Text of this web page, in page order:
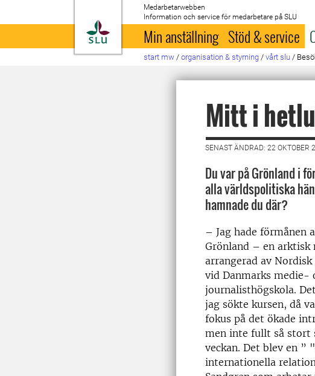
Till startsida
Medarbetarwebben
Information och service för medarbetare på SLU
Min anställning Stöd & service
start mw / organisation & styrning / vårt slu /
Mitt i
SENAST ÄNDRAD: 22 OKTOBER
Du var på Grönland i
alla världspolitiska
hamnade du där?
– Jag hade förmånen
Grönland – en
arrangerad av
vid Danmarks medie-
journalisthögskola.
jag sökte kursen, då
fokus på det ökade
men inte fullt så stort
veckan. Det blev en ”
internationella